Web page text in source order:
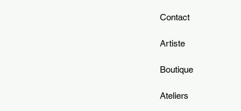
Contact
Artiste
Boutique
Ateliers